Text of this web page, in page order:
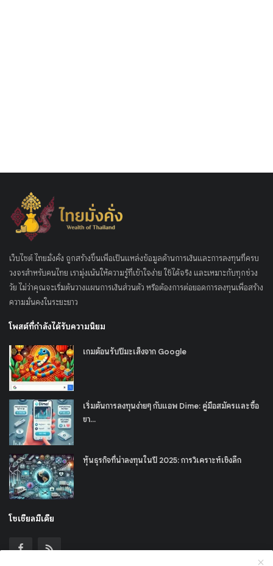
เว็บไซต์ ไทยมั่งคั่ง ถูกสร้างขึ้นเพื่อเป็นแหล่งข้อมูลด้านการเงินและการลงทุนที่ครบ
วงจรสำหรับคนไทย เรามุ่งเน้นให้ความรู้ที่เข้าใจง่าย ใช้ได้จริง และเหมาะกับทุกช่วง
วัย ไม่ว่าคุณจะเริ่มต้นวางแผนการเงินส่วนตัว หรือต้องการต่อยอดการลงทุนเพื่อสร้าง
ความมั่นคงในระยะยาว
โพสต์ที่กำลังได้รับความนิยม
เกมต้อนรับปีมะเส็งจาก Google
เริ่มต้นการลงทุนง่ายๆ กับแอพ Dime: คู่มือสมัครและซื้อ
ขา...
หุ้นธุรกิจที่น่าลงทุนในปี 2025: การวิเคราะห์เชิงลึก
โซเชียลมีเดีย